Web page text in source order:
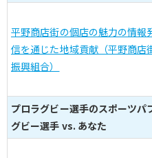
平野商店街の個店の魅力の情報
信を通じた地域貢献（平野商店
振興組合）
プロラグビー選手のスポーツ
グビー選手 vs. あなた